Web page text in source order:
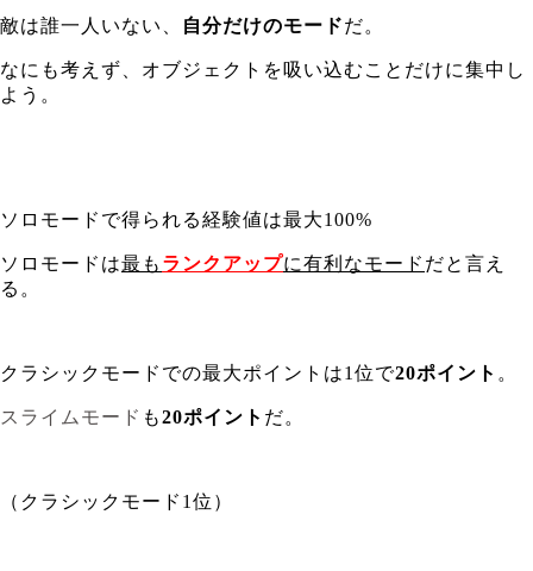
敵は誰一人いない、 自分だけのモードだ。
なにも考えず、オブジェクトを吸い込むことだけに集中し
よう。
ソロモードで得られる経験値は最大100%
ソロモードは最も ランクアップに有利なモード だと言え
る。
クラシックモードでの最大ポイントは1位で20ポイント 。
スライムモード も20ポイント だ。
（クラシックモード1位）